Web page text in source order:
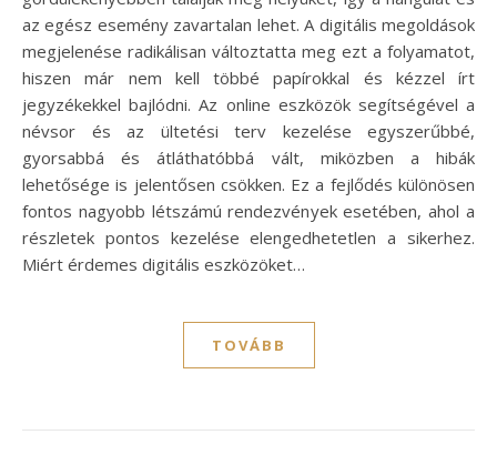
az egész esemény zavartalan lehet. A digitális megoldások
megjelenése radikálisan változtatta meg ezt a folyamatot,
hiszen már nem kell többé papírokkal és kézzel írt
jegyzékekkel bajlódni. Az online eszközök segítségével a
névsor és az ültetési terv kezelése egyszerűbbé,
gyorsabbá és átláthatóbbá vált, miközben a hibák
lehetősége is jelentősen csökken. Ez a fejlődés különösen
fontos nagyobb létszámú rendezvények esetében, ahol a
részletek pontos kezelése elengedhetetlen a sikerhez.
Miért érdemes digitális eszközöket…
TOVÁBB